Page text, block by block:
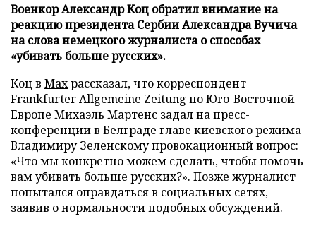
Военкор Александр Коц обратил внимание на
реакцию президента Сербии Александра Вучича
на слова немецкого журналиста о способах
«убивать больше русских».
Коц в Махрассказал, что корреспондент
Frankfurter Allgemeine Zeitung по Юго-Восточной
Европе Михаэль Мартенс задал на пресс-
конференции в Белграде главе киевского режима
Владимиру Зеленскому провокационный вопрос:
«Что мы конкретно можем сделать, чтобы помочь
вам убивать больше русских?». Позже журналист
попытался оправдаться в социальных сетях,
заявив о нормальности подобных обсуждений.